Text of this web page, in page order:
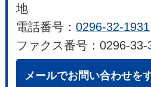
地
電話番号：0296-32-1931
ファクス番号：0296-33-
メールでお問い合わせを